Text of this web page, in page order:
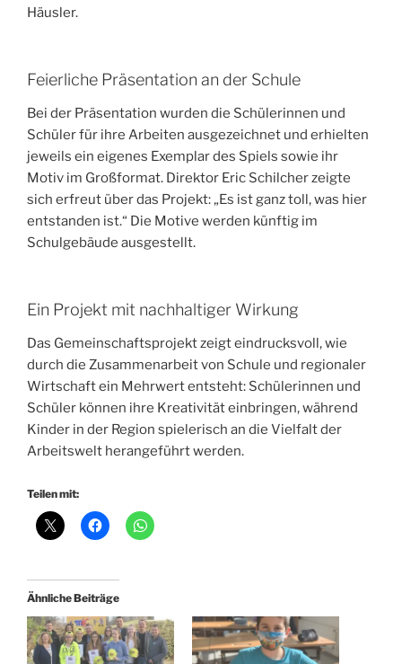
Häusler.
Feierliche Präsentation an der Schule
Bei der Präsentation wurden die Schülerinnen und
Schüler für ihre Arbeiten ausgezeichnet und erhielten
jeweils ein eigenes Exemplar des Spiels sowie ihr
Motiv im Großformat. Direktor Eric Schilcher zeigte
sich erfreut über das Projekt: „Es ist ganz toll, was hier
entstanden ist.“ Die Motive werden künftig im
Schulgebäude ausgestellt.
Ein Projekt mit nachhaltiger Wirkung
Das Gemeinschaftsprojekt zeigt eindrucksvoll, wie
durch die Zusammenarbeit von Schule und regionaler
Wirtschaft ein Mehrwert entsteht: Schülerinnen und
Schüler können ihre Kreativität einbringen, während
Kinder in der Region spielerisch an die Vielfalt der
Arbeitswelt herangeführt werden.
Teilen mit:
Ähnliche Beiträge